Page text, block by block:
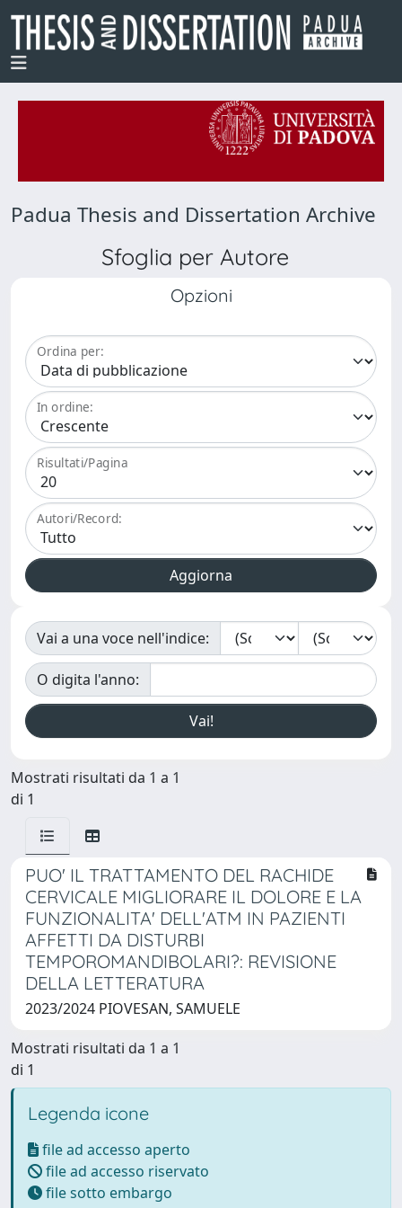
Padua Thesis and Dissertation Archive
Sfoglia per Autore
Opzioni
Ordina per:
In ordine:
Risultati/Pagina
Autori/Record:
Vai a una voce nell'indice:
O digita l'anno:
Mostrati risultati da 1 a 1
di 1
PUO' IL TRATTAMENTO DEL RACHIDE
CERVICALE MIGLIORARE IL DOLORE E LA
FUNZIONALITA' DELL'ATM IN PAZIENTI
AFFETTI DA DISTURBI
TEMPOROMANDIBOLARI?: REVISIONE
DELLA LETTERATURA
2023/2024 PIOVESAN, SAMUELE
Mostrati risultati da 1 a 1
di 1
Legenda icone
file ad accesso aperto
file ad accesso riservato
file sotto embargo